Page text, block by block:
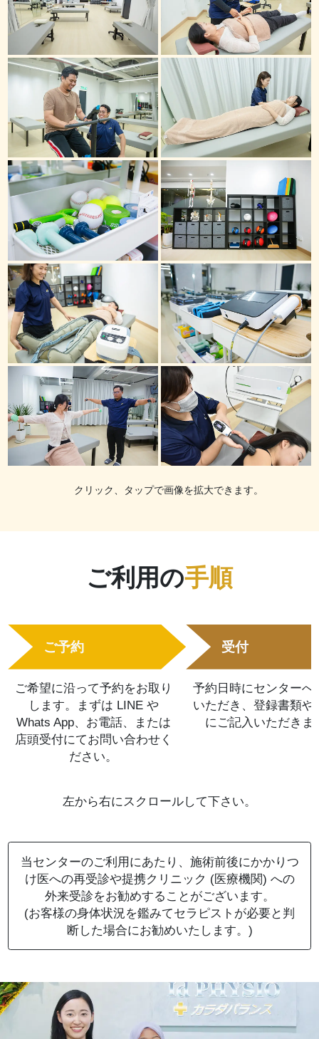
クリック、タップで画像を拡大できます。
ご利用の手順
ご予約
ご希望に沿って予約をお取り
します。まずは LINE や
Whats App、お電話、または
店頭受付にてお問い合わせく
ださい。
受付
予約日時にセンターへ
いただき、登録書類や
にご記入いただきま
左から右にスクロールして下さい。
当センターのご利用にあたり、施術前後にかかりつ
け医への再受診や提携クリニック (医療機関) への
外来受診をお勧めすることがございます。
(お客様の身体状況を鑑みてセラピストが必要と判
断した場合にお勧めいたします。)